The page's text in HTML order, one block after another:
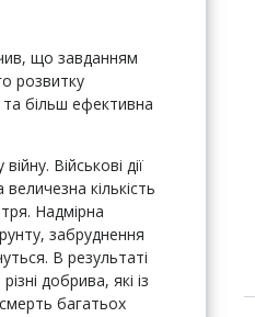
що завданням
розвитку
більш ефективна
Військові дії
кількість
Надмірна
забруднення
В результаті
добрива, які із
багатьох